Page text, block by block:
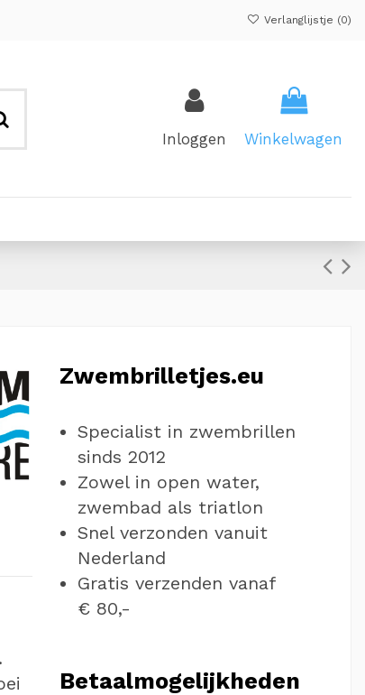
Verlanglijstje (0)
Inloggen Winkelwagen
Zwembrilletjes.eu
Specialist in zwembrillen
sinds 2012
Zowel in open water,
zwembad als triatlon
Snel verzonden vanuit
Nederland
Gratis verzenden vanaf
€ 80,-
Betaalmogelijkheden